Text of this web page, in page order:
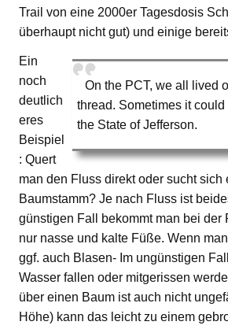
Trail von eine 2000er Tagesdosis
überhaupt nicht gut) und einige
On the PCT, we all lived
thread. Sometimes it
the State of Jefferson.
Ein
noch
deutlich
eres
Beispiel
: Quert
man den Fluss direkt oder sucht sich
Baumstamm? Je nach Fluss ist
günstigen Fall bekommt man bei der
nur nasse und kalte Füße. Wenn
ggf. auch Blasen- Im ungünstigen
Wasser fallen oder mitgerissen
über einen Baum ist auch nicht
Höhe) kann das leicht zu einem